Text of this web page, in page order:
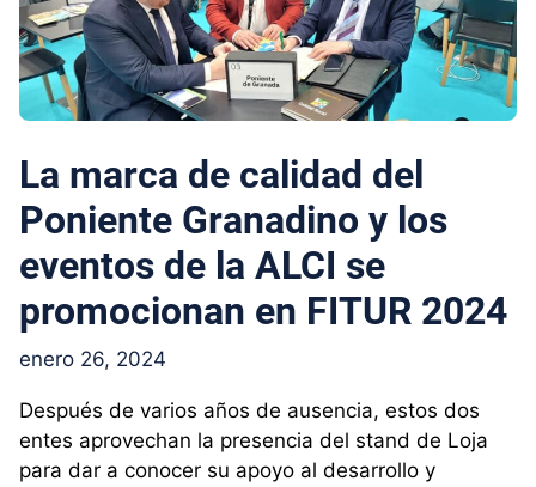
La marca de calidad del
Poniente Granadino y los
eventos de la ALCI se
promocionan en FITUR 2024
enero 26, 2024
Después de varios años de ausencia, estos dos
entes aprovechan la presencia del stand de Loja
para dar a conocer su apoyo al desarrollo y